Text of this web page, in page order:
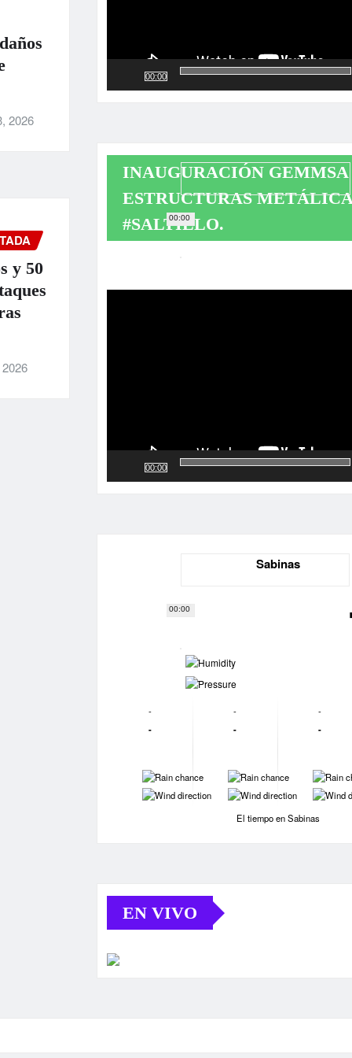
2026
y 50
00:00
00:00
INAUGURACIÓN GEMMSA
ESTRUCTURAS
#SALTILLO.
00:00
00:00
Sabinas
-
-
-
-
-
-
-
-
-
-
-
-
-
-
El tiempo en Sabinas
EN VIVO